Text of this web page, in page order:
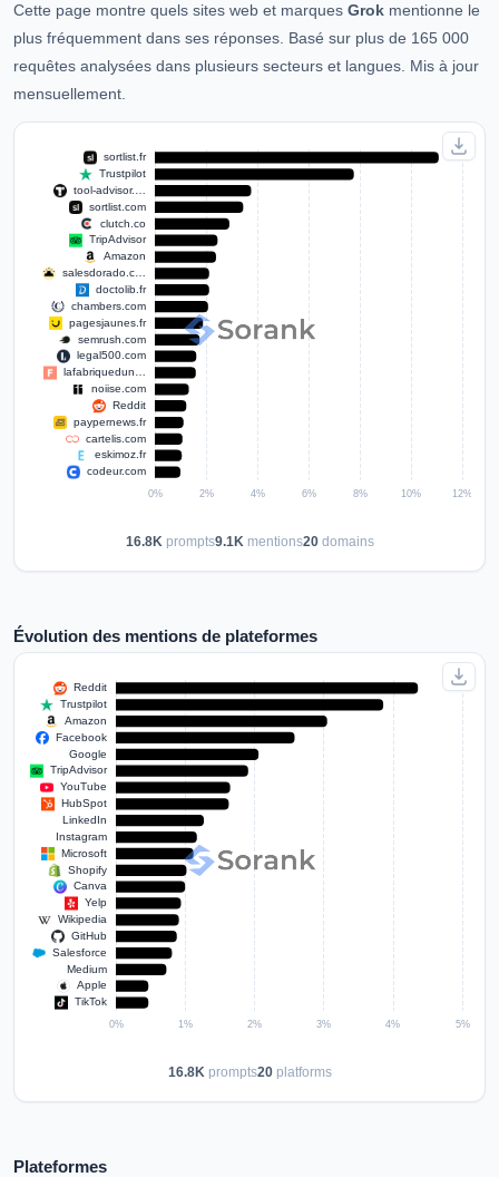
Cette page montre quels sites web et marques Grok mentionne le
plus fréquemment dans ses réponses. Basé sur plus de 165 000
requêtes analysées dans plusieurs secteurs et langues. Mis à jour
mensuellement.
16.8Kprompts9.1Kmentions20domains
Évolution des mentions de plateformes
16.8Kprompts20platforms
Plateformes